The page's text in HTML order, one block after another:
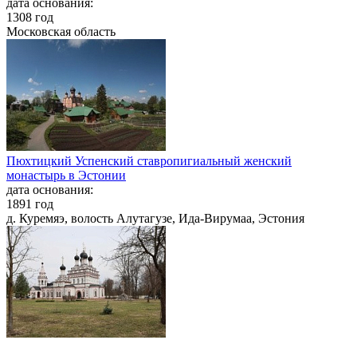
дата основания:
1308 год
Московская область
Пюхтицкий Успенский ставропигиальный женский
монастырь в Эстонии
дата основания:
1891 год
д. Куремяэ, волость Алутагузе, Ида-Вирумаа, Эстония